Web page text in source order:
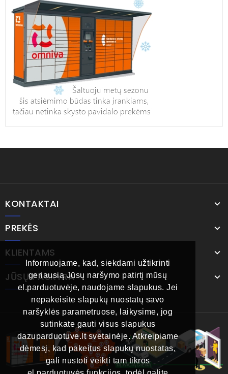
Informuojame, kad, siekdami užtikrinti
geriausią Jūsų naršymo patirtį mūsų
el.parduotuvėje, naudojame slapukus. Jei
nepakeisite slapukų nuostatų savo
naršyklės parametruose, laikysime, jog
sutinkate gauti visus slapukus
dazuparduotuve.lt svetainėje. Atkreipiame
dėmesį, kad pakeitus slapukų nuostatas,
gali nustoti veikti tam tikros
KONTAKTAI
PREKĖS
KLIENTAMS
JŪSŲ PASKYRA